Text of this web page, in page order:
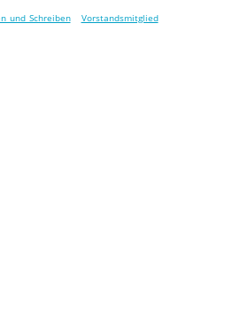
und Schreiben Vorstandsmitglied